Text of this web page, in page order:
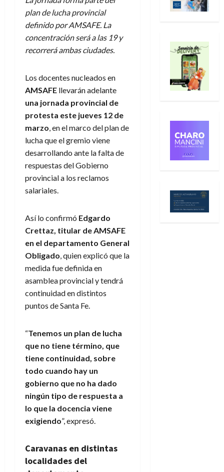
plan de lucha provincial
definido por AMSAFE. La
concentración será a las 19 y
recorrerá ambas ciudades.
Los docentes nucleados en
AMSAFE llevarán adelante
una jornada provincial de
protesta este jueves 12 de
marzo, en el marco del plan de
lucha que el gremio viene
desarrollando ante la falta de
respuestas del Gobierno
provincial a los reclamos
salariales.
Así lo confirmó Edgardo
Crettaz, titular de AMSAFE
en el departamento General
Obligado, quien explicó que la
medida fue definida en
asamblea provincial y tendrá
continuidad en distintos
puntos de Santa Fe.
“Tenemos un plan de lucha
que no tiene término, que
tiene continuidad, sobre
todo cuando hay un
gobierno que no ha dado
ningún tipo de respuesta a
lo que la docencia viene
exigiendo”, expresó.
Caravanas en distintas
localidades del